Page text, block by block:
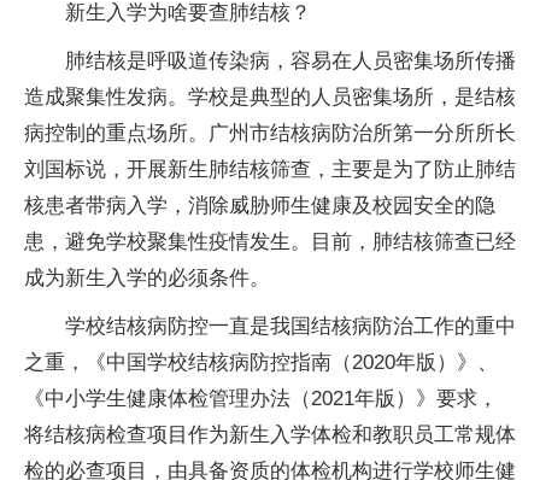
新生入学为啥要查肺结核？
肺结核是呼吸道传染病，容易在人员密集场所传播
造成聚集性发病。学校是典型的人员密集场所，是结核
病控制的重点场所。广州市结核病防治所第一分所所长
刘国标说，开展新生肺结核筛查，主要是为了防止肺结
核患者带病入学，消除威胁师生健康及校园安全的隐
患，避免学校聚集性疫情发生。目前，肺结核筛查已经
成为新生入学的必须条件。
学校结核病防控一直是我国结核病防治工作的重中
之重，《中国学校结核病防控指南（2020年版）》、
《中小学生健康体检管理办法（2021年版）》要求，
将结核病检查项目作为新生入学体检和教职员工常规体
检的必查项目，由具备资质的体检机构进行学校师生健